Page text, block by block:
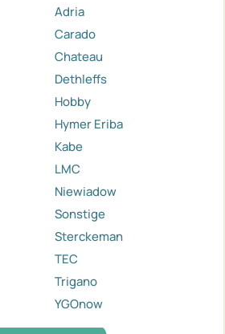
Adria
Carado
Chateau
Dethleffs
Hobby
Hymer Eriba
Kabe
LMC
Niewiadow
Sonstige
Sterckeman
TEC
Trigano
YGOnow